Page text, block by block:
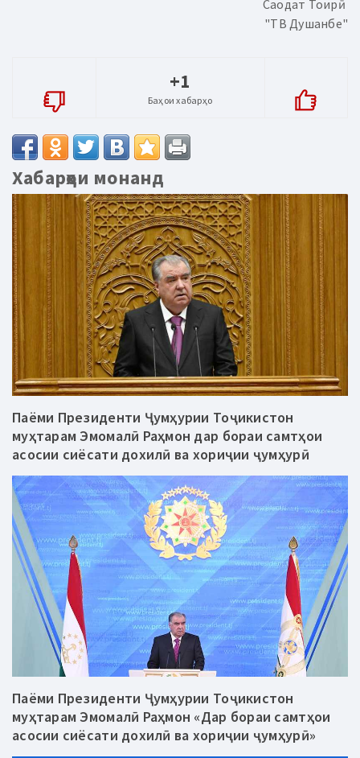
Саодат Тоирӣ
"ТВ Душанбе"
+1
Баҳои хабарҳо
Хабарҳои монанд
Паёми Президенти Ҷумҳурии Тоҷикистон
муҳтарам Эмомалӣ Раҳмон дар бораи самтҳои
асосии сиёсати дохилӣ ва хориҷии ҷумҳурӣ
Паёми Президенти Ҷумҳурии Тоҷикистон
муҳтарам Эмомалӣ Раҳмон «Дар бораи самтҳои
асосии сиёсати дохилӣ ва хориҷии ҷумҳурӣ»